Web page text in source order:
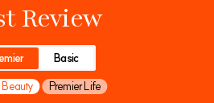
Review
Basic
Beauty
Premier Life